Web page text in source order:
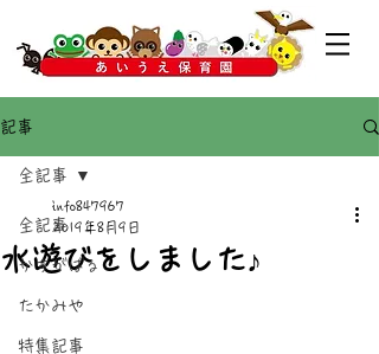
記事
全記事
かすがばる
たかみや
特集記事
全記事
水遊びをしました♪
info847967
2019年8月9日